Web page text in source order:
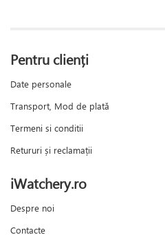
Pentru clienți
Date personale
Transport, Mod de plată
Termeni si conditii
Retururi și reclamații
iWatchery.ro
Despre noi
Contacte